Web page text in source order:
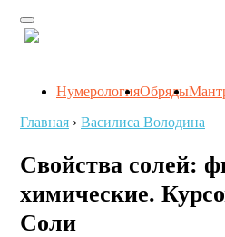
НумерологияОбряды
Главная › Василиса Володина
Свойства солей:
химические.
Соли